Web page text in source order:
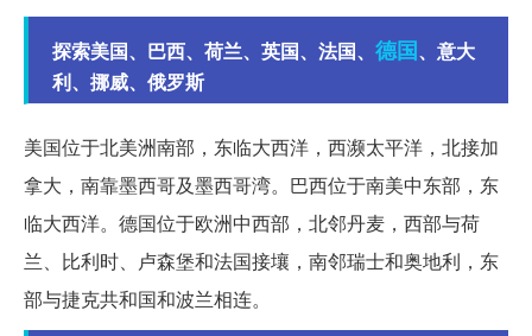
探索美国、巴西、荷兰、英国、法国、 德国、意大
利、挪威、俄罗斯
美国位于北美洲南部，东临大西洋，西濒太平洋，北接加
拿大，南靠墨西哥及墨西哥湾。巴西位于南美中东部，东
临大西洋。德国位于欧洲中西部，北邻丹麦，西部与荷
兰、比利时、卢森堡和法国接壤，南邻瑞士和奥地利，东
部与捷克共和国和波兰相连。